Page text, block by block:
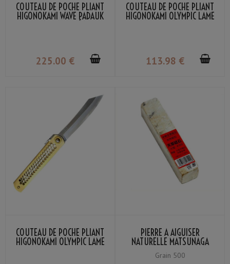
COUTEAU DE POCHE PLIANT
HIGONOKAMI WAVE PADAUK
225.00 €
COUTEAU DE POCHE PLIANT
HIGONOKAMI OLYMPIC LAME
113.98 €
COUTEAU DE POCHE PLIANT
HIGONOKAMI OLYMPIC LAME
PIERRE À AIGUISER
NATURELLE MATSUNAGA
AMAKUSA PETITE GRAIN
#500
Grain 500